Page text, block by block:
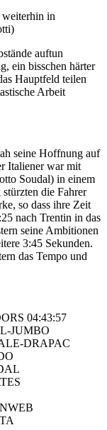
weiterhin in
auftun
ein bisschen härter
Hauptfeld teilen
Arbeit
seine Hoffnung auf
Italiener war mit
Soudal) in einem
die Fahrer
so dass ihre Zeit
nach Trentin in das
seine Ambitionen
3:45 Sekunden.
das Tempo und
04:43:57
JUMBO
DRAPAC